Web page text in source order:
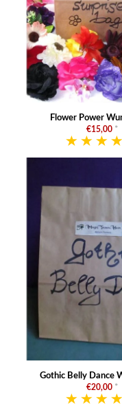
Flower Power
€15,00 *
Gothic Belly Dance
€20,00 *